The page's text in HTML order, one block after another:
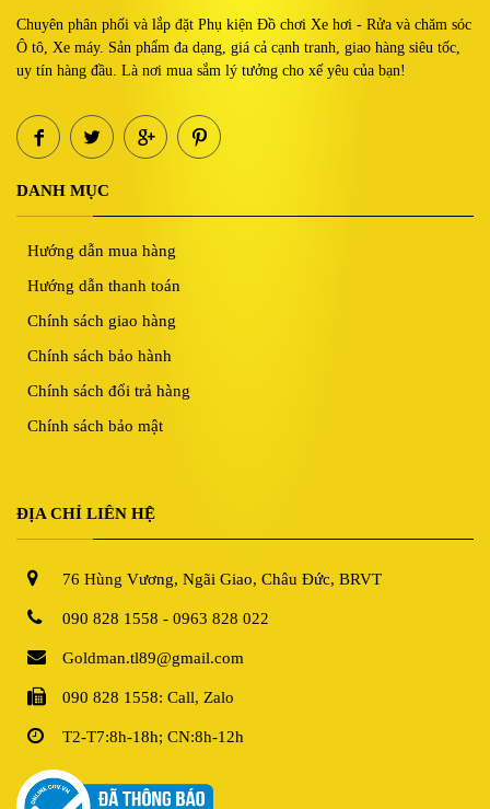
Chuyên phân phối và lắp đặt Phụ kiện Đồ chơi Xe hơi - Rửa và chăm sóc
Ô tô, Xe máy. Sản phẩm đa dạng, giá cả cạnh tranh, giao hàng siêu tốc,
uy tín hàng đầu. Là nơi mua sắm lý tưởng cho xế yêu của bạn!
DANH MỤC
Hướng dẫn mua hàng
Hướng dẫn thanh toán
Chính sách giao hàng
Chính sách bảo hành
Chính sách đổi trả hàng
Chính sách bảo mật
ĐỊA CHỈ LIÊN HỆ
76 Hùng Vương, Ngãi Giao, Châu Đức, BRVT
090 828 1558 - 0963 828 022
Goldman.tl89@gmail.com
090 828 1558: Call, Zalo
T2-T7:8h-18h; CN:8h-12h